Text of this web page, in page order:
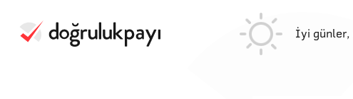
İyi günler,